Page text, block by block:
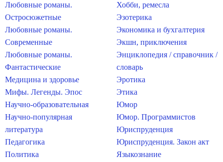
Любовные романы.
Остросюжетные
Любовные романы.
Современные
Любовные романы.
Фантастические
Медицина и здоровье
Мифы. Легенды. Эпос
Научно-образовательная
Научно-популярная
литература
Педагогика
Политика
Хобби, ремесла
Эзотерика
Экономика и бухгалтерия
Экшн, приключения
Энциклопедия / справочник /
словарь
Эротика
Этика
Юмор
Юмор. Программистов
Юриспруденция
Юриспруденция. Закон акт
Языкознание